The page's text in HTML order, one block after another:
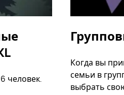
человек.
Когда вы
семьи в
выбрать